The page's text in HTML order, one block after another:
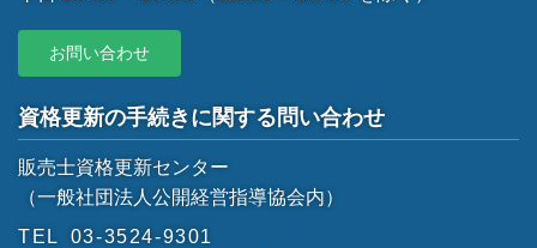
お問い合わせ
資格更新の手続きに関する問い合わせ
販売士資格更新センター
（一般社団法人公開経営指導協会内）
TEL
03-3524-9301